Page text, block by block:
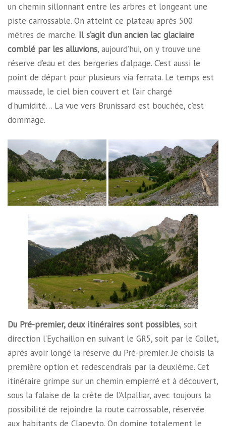
un chemin sillonnant entre les arbres et longeant une
piste carrossable. On atteint ce plateau après 500
mètres de marche. Il s’agit d’un ancien lac glaciaire
comblé par les alluvions, aujourd’hui, on y trouve une
réserve d’eau et des bergeries d’alpage. C’est aussi le
point de départ pour plusieurs via ferrata. Le temps est
maussade, le ciel bien couvert et l’air chargé
d’humidité… La vue vers Brunissard est bouchée, c’est
dommage.
Du Pré-premier, deux itinéraires sont possibles, soit
direction l’Eychaillon en suivant le GR5, soit par le Collet,
après avoir longé la réserve du Pré-premier. Je choisis la
première option et redescendrais par la deuxième. Cet
itinéraire grimpe sur un chemin empierré et à découvert,
sous la falaise de la crête de l’Alpalliar, avec toujours la
possibilité de rejoindre la route carrossable, réservée
aux habitants de Clapeyto. On domine totalement le